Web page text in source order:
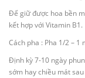
Để giữ được hoa bền
kết hợp với Vitamin B1.
Cách pha : Pha 1/2 –
Định kỳ 7-10 ngày
sớm hay chiều mát